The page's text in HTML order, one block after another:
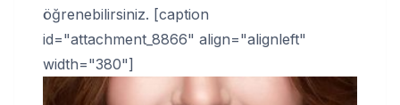
öğrenebilirsiniz. [caption
id="attachment_8866" align="alignleft"
width="380"]